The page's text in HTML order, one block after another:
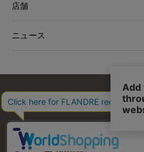
店舗
ニュース
お問い合わせ 利用規約 会社
特定商取引・古物営業法に基